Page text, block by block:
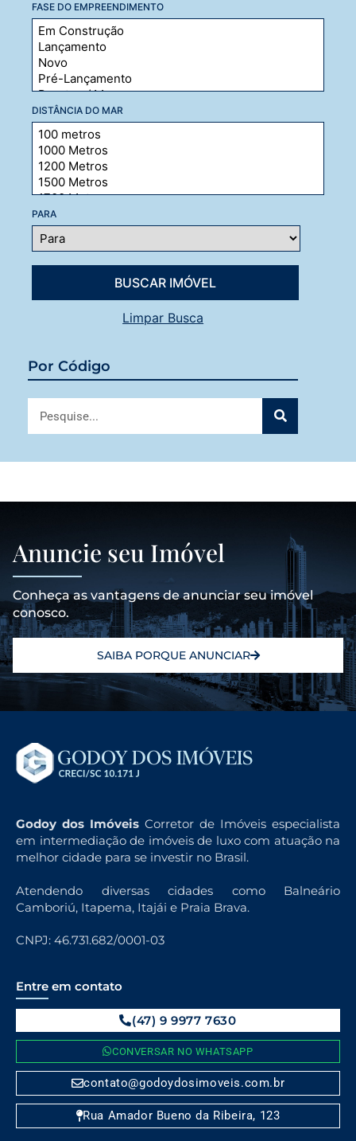
FASE DO EMPREENDIMENTO
DISTÂNCIA DO MAR
PARA
Limpar Busca
Por Código
Anuncie seu Imóvel
Conheça as vantagens de anunciar seu imóvel
conosco.
SAIBA PORQUE ANUNCIAR
Godoy dos Imóveis Corretor de Imóveis especialista
em intermediação de imóveis de luxo com atuação na
melhor cidade para se investir no Brasil.
Atendendo diversas cidades como Balneário
Camboriú, Itapema, Itajái e Praia Brava.
CNPJ: 46.731.682/0001-03
Entre em contato
(47) 9 9977 7630
CONVERSAR NO WHATSAPP
contato@godoydosimoveis.com.br
Rua Amador Bueno da Ribeira, 123